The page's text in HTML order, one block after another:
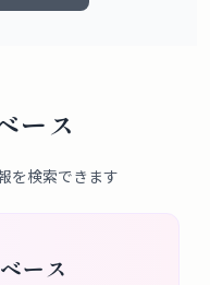
ース
を検索できます
ース